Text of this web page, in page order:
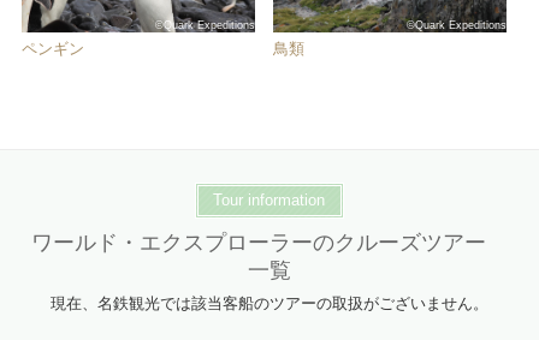
©Quark Expeditions
ペンギン
©Quark Expeditions
鳥類
Tour information
ワールド・エクスプローラーのクルーズツアー
一覧
現在、名鉄観光では該当客船のツアーの取扱がございません。